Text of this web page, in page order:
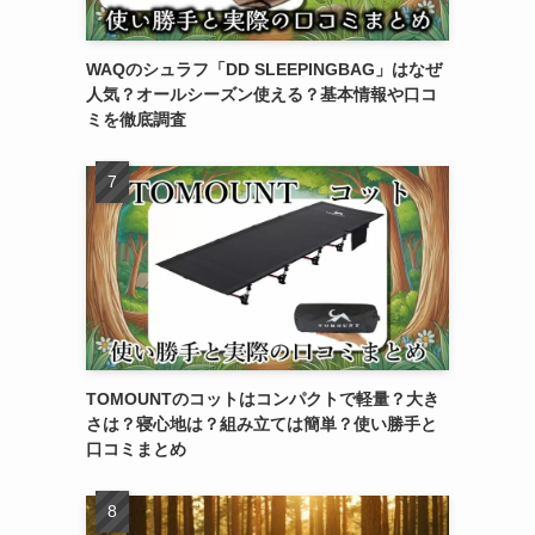
WAQのシュラフ「DD SLEEPINGBAG」はなぜ
人気？オールシーズン使える？基本情報や口コ
ミを徹底調査
TOMOUNTのコットはコンパクトで軽量？大き
さは？寝心地は？組み立ては簡単？使い勝手と
口コミまとめ